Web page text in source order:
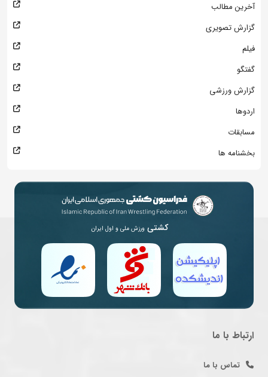
آخرین مطالب
گزارش تصویری
فیلم
گفتگو
گزارش ورزشی
اردوها
مسابقات
بخشنامه ها
کشتی ورزش ملی و اول ایران
ارتباط با ما
تماس با ما